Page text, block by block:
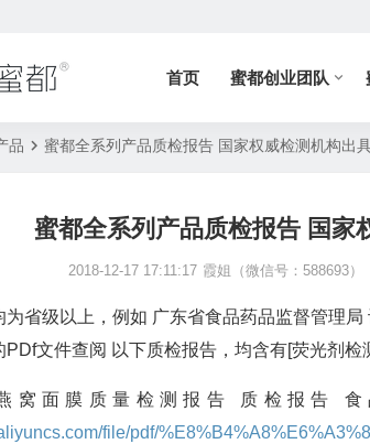
首页 蜜都创业团队
品 蜜都全系列产品质检报告 国家权威检测机构出
蜜都全系列产品质检报告 国家
2018-12-17 17:11:17 霞姐（微信号：588693）
为省级以上，例如 广东省食品药品监督管理
PDf文件查阅 以下质检报告，均含有[荧光剂检
窝面膜质量检测报告 质检报告
file/pdf/